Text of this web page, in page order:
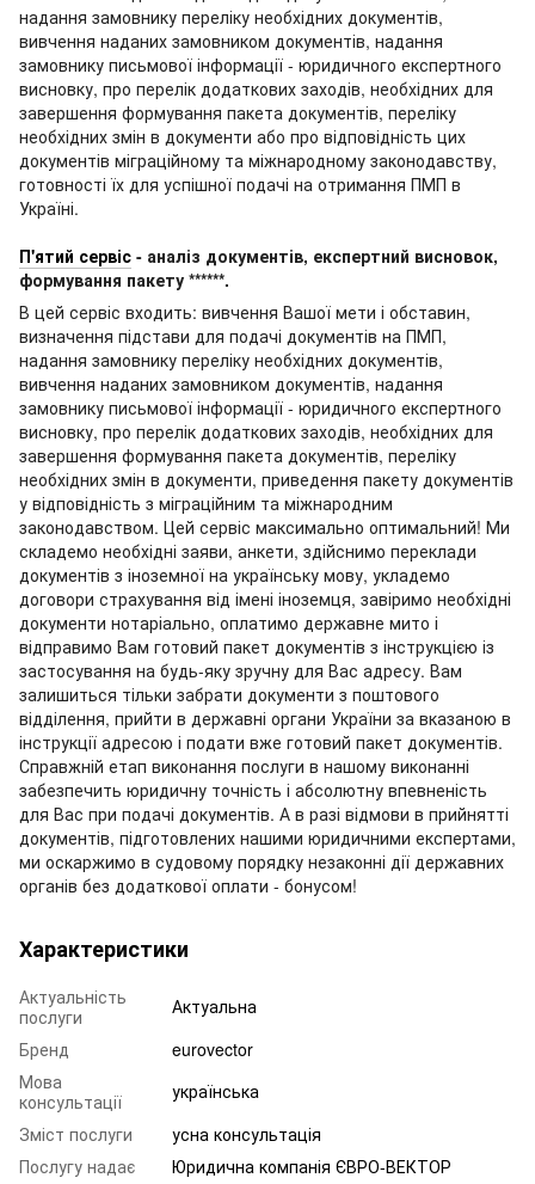
надання замовнику переліку необхідних документів,
вивчення наданих замовником документів, надання
замовнику письмової інформації - юридичного експертного
висновку, про перелік додаткових заходів, необхідних для
завершення формування пакета документів, переліку
необхідних змін в документи або про відповідність цих
документів міграційному та міжнародному законодавству,
готовності їх для успішної подачі на отримання ПМП в
Україні.
П'ятий сервіс - аналіз документів, експертний висновок,
формування пакету ******.
В цей сервіс входить: вивчення Вашої мети і обставин,
визначення підстави для подачі документів на ПМП,
надання замовнику переліку необхідних документів,
вивчення наданих замовником документів, надання
замовнику письмової інформації - юридичного експертного
висновку, про перелік додаткових заходів, необхідних для
завершення формування пакета документів, переліку
необхідних змін в документи, приведення пакету документів
у відповідність з міграційним та міжнародним
законодавством. Цей сервіс максимально оптимальний! Ми
складемо необхідні заяви, анкети, здійснимо переклади
документів з іноземної на українську мову, укладемо
договори страхування від імені іноземця, завіримо необхідні
документи нотаріально, оплатимо державне мито і
відправимо Вам готовий пакет документів з інструкцією із
застосування на будь-яку зручну для Вас адресу. Вам
залишиться тільки забрати документи з поштового
відділення, прийти в державні органи України за вказаною в
інструкції адресою і подати вже готовий пакет документів.
Справжній етап виконання послуги в нашому виконанні
забезпечить юридичну точність і абсолютну впевненість
для Вас при подачі документів. А в разі відмови в прийнятті
документів, підготовлених нашими юридичними експертами,
ми оскаржимо в судовому порядку незаконні дії державних
органів без додаткової оплати - бонусом!
Характеристики
Актуальність
послуги
Актуальна
Бренд
eurovector
Мова
консультації
українська
Зміст послуги
усна консультація
Послугу надає
Юридична компанія ЄВРО-ВЕКТОР